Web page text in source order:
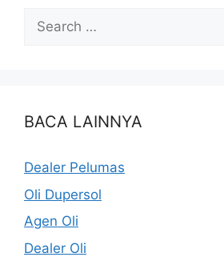
BACA LAINNYA
Dealer Pelumas
Oli Dupersol
Agen Oli
Dealer Oli